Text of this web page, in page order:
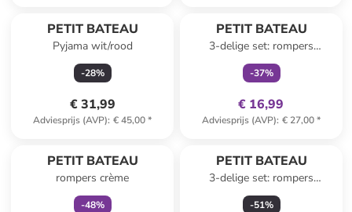
PETIT BATEAU
Pyjama wit/rood
-28%
€ 31,99
Adviesprijs (AVP): € 45,00*
PETIT BATEAU
3-delige set: rompers
wit/donkerblauw
-37%
€ 16,99
Adviesprijs (AVP): € 27,00*
PETIT BATEAU
rompers crème
-48%
PETIT BATEAU
3-delige set: rompers
lichtblauw/beige/wit
-51%